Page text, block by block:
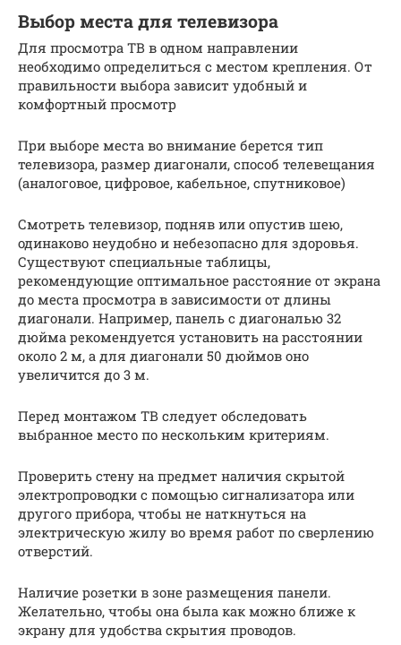
Выбор места для телевизора
Для просмотра ТВ в одном направлении
необходимо определиться с местом крепления. От
правильности выбора зависит удобный и
комфортный просмотр
При выборе места во внимание берется тип
телевизора, размер диагонали, способ телевещания
(аналоговое, цифровое, кабельное, спутниковое)
Смотреть телевизор, подняв или опустив шею,
одинаково неудобно и небезопасно для здоровья.
Существуют специальные таблицы,
рекомендующие оптимальное расстояние от экрана
до места просмотра в зависимости от длины
диагонали. Например, панель с диагональю 32
дюйма рекомендуется установить на расстоянии
около 2 м, а для диагонали 50 дюймов оно
увеличится до 3 м.
Перед монтажом ТВ следует обследовать
выбранное место по нескольким критериям.
Проверить стену на предмет наличия скрытой
электропроводки с помощью сигнализатора или
другого прибора, чтобы не наткнуться на
электрическую жилу во время работ по сверлению
отверстий.
Наличие розетки в зоне размещения панели.
Желательно, чтобы она была как можно ближе к
экрану для удобства скрытия проводов.